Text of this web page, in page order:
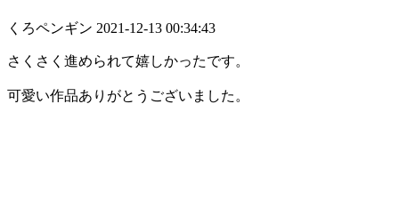
くろペンギン 2021-12-13 00:34:43
さくさく進められて嬉しかったです。
可愛い作品ありがとうございました。